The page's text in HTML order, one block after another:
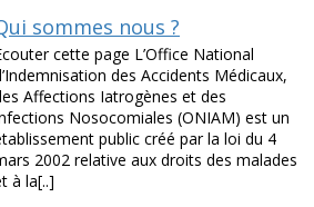
sommes nous ?
cette page L’Office National
des Accidents Médicaux,
Affections Iatrogènes et des
Nosocomiales (ONIAM) est un
public créé par la loi du 4
2002 relative aux droits des malades
à la[..]